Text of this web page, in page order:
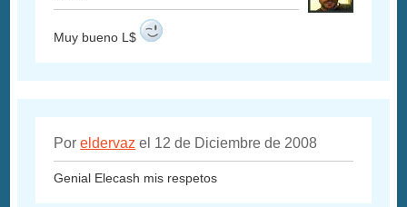
Muy bueno L$
Poreldervaz el 12 de Diciembre de 2008
Genial Elecash mis respetos